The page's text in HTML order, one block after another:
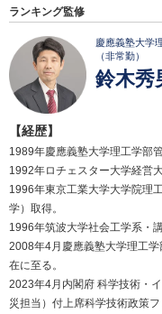
ランキング監修
慶應義塾大学
（非常勤）
鈴木秀
【経歴】
1989年慶應義塾大学理工学部
1992年ロチェスター大学経営
1996年東京工業大学大学院理
学）取得。
1996年筑波大学社会工学系・
2008年4月慶應義塾大学理工
在に至る。
2023年4月内閣府 科学技術・
災担当）付上席科学技術政策フ